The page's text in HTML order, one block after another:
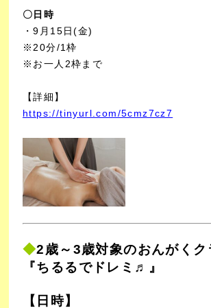
〇日時
・9月15日(金)
※20分/1枠
※お一人2枠まで
【詳細】
https://tinyurl.com/5cmz7cz7
◆2歳～3歳対象のおんがくク
『ちるるでドレミ♬』
【日時】